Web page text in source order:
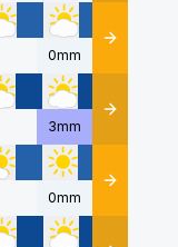
0mm Détails
3mm Détails
0mm Détails